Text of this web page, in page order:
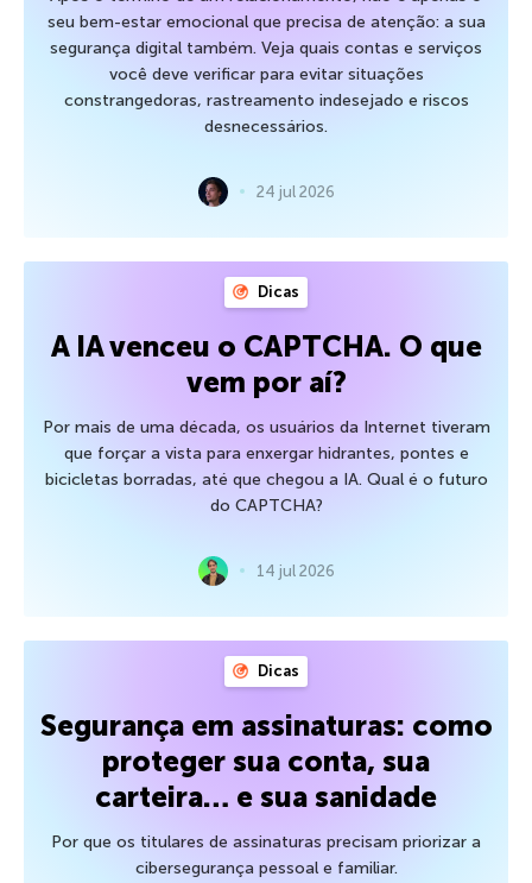
seu bem-estar emocional que precisa de atenção: a sua
segurança digital também. Veja quais contas e serviços
você deve verificar para evitar situações
constrangedoras, rastreamento indesejado e riscos
desnecessários.
24 jul 2026
Dicas
A IA venceu o CAPTCHA. O que
vem por aí?
Por mais de uma década, os usuários da Internet tiveram
que forçar a vista para enxergar hidrantes, pontes e
bicicletas borradas, até que chegou a IA. Qual é o futuro
do CAPTCHA?
14 jul 2026
Dicas
Segurança em assinaturas: como
proteger sua conta, sua
carteira… e sua sanidade
Por que os titulares de assinaturas precisam priorizar a
cibersegurança pessoal e familiar.